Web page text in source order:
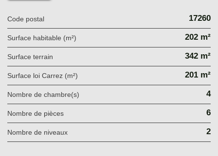
Code postal 17260
Surface habitable (m²) 202 m²
surface terrain 342 m²
Surface loi Carrez (m²) 201 m²
Nombre de chambre(s) 4
Nombre de pièces 6
Nombre de niveaux 2